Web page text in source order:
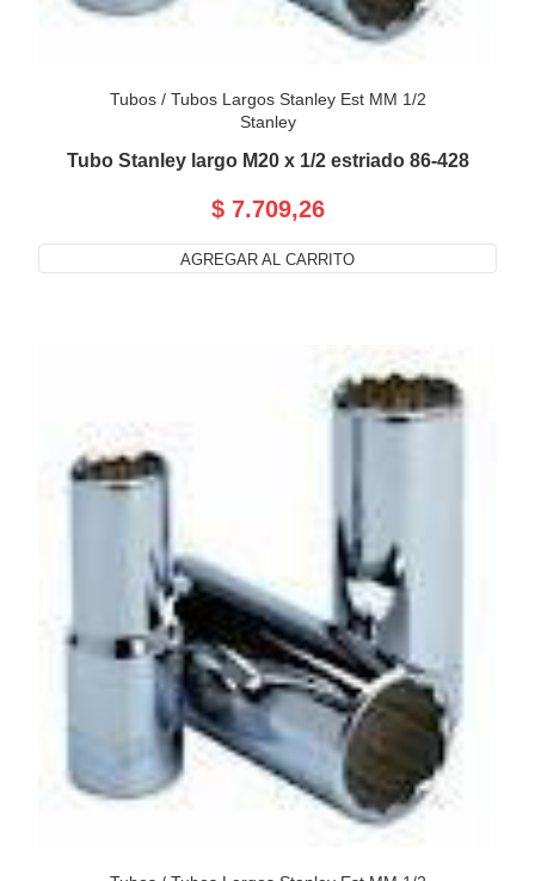
Tubos/ Tubos Largos Stanley Est MM 1/2
Stanley
Tubo Stanley largo M20 x 1/2 estriado 86-428
$ 7.709,26
AGREGAR AL CARRITO